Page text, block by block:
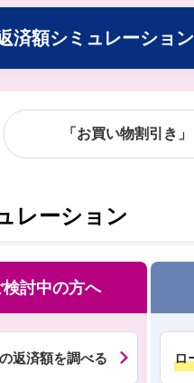
済額シミュレーション
「お買い物割引き
レーション
討中の方へ
返済額を調べる ロ